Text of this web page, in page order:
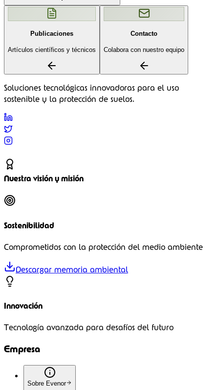
Publicaciones
Artículos científicos y técnicos
Contacto
Colabora con nuestro equipo
Soluciones tecnológicas innovadoras para el uso
sostenible y la protección de suelos.
Nuestra visión y misión
Sostenibilidad
Comprometidos con la protección del medio ambiente
Descargar memoria ambiental
Innovación
Tecnología avanzada para desafíos del futuro
Empresa
Sobre Evenor